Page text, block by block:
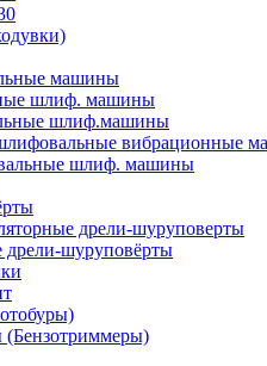
машины
шлиф. машины
шлиф.машины
вибрационные
шлиф. машины
дрели-шуруповерты
дрели-шуруповёрты
(Бензотриммеры)